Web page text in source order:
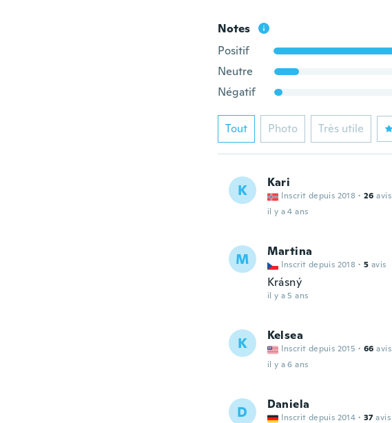
Notes
Positif
Neutre
Négatif
Tout Photo Très utile
K Kari
Inscrit depuis 2018 · 26 avis
il y a 4 ans
M Martina
Inscrit depuis 2018 · 5 avis
Krásný
il y a 5 ans
K Kelsea
Inscrit depuis 2015 · 66 avis
il y a 6 ans
D Daniela
Inscrit depuis 2014 · 37 avis